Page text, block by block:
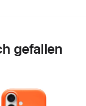
gefallen